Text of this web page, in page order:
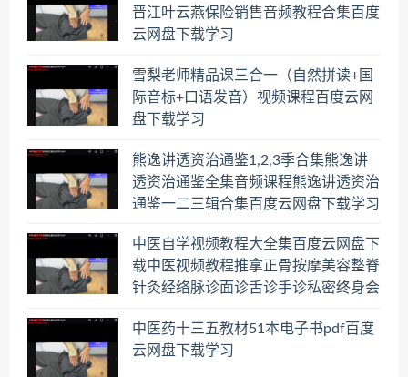
晋江叶云燕保险销售音频教程合集百度
云网盘下载学习
雪梨老师精品课三合一（自然拼读+国
际音标+口语发音）视频课程百度云网
盘下载学习
熊逸讲透资治通鉴1,2,3季合集熊逸讲
透资治通鉴全集音频课程熊逸讲透资治
通鉴一二三辑合集百度云网盘下载学习
中医自学视频教程大全集百度云网盘下
载中医视频教程推拿正骨按摩美容整脊
针灸经络脉诊面诊舌诊手诊私密终身会
中医药十三五教材51本电子书pdf百度
云网盘下载学习